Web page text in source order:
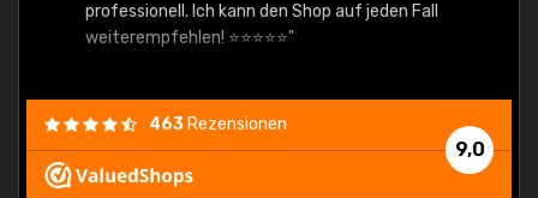
professionell. Ich kann den Shop auf jeden Fall
weiterempfehlen! ⭐⭐⭐⭐⭐"
9,0
463 Rezensionen